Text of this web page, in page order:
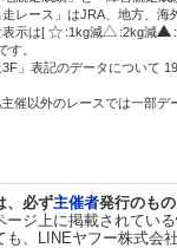
レース」はJRA、地方、海
示は[
:1kg減 :2kg減
す。
」表記のデータについて
催以外のレースでは一部デ
、必ず主催者発行のも
ジ上に掲載されてい
、LINEヤフー株式会